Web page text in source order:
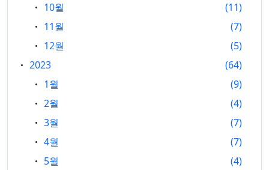
10월
11
11월
7
12월
5
2023
64
1월
9
2월
4
3월
7
4월
7
5월
4